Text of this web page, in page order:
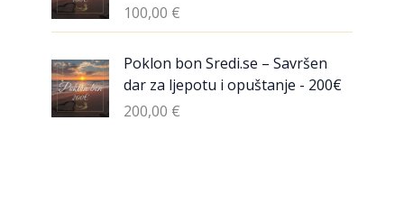
100,00 €
Poklon bon Sredi.se – Savršen
dar za ljepotu i opuštanje - 200€
200,00 €